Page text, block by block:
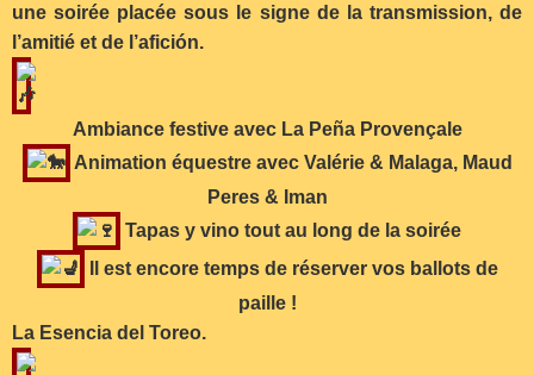
une soirée placée sous le signe de la transmission, de
l’amitié et de l’afición.
Ambiance festive avec La Peña Provençale
Animation équestre avec Valérie & Malaga, Maud
Peres & Iman
Tapas y vino tout au long de la soirée
Il est encore temps de réserver vos ballots de
paille !
La Esencia del Toreo.